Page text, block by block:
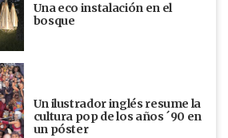
Una eco instalación en el
bosque
Un ilustrador inglés resume la
cultura pop de los años ´90 en
un póster